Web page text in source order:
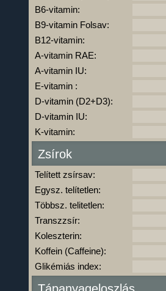
B6-vitamin:
B9-vitamin Folsav:
B12-vitamin:
A-vitamin RAE:
A-vitamin IU:
E-vitamin :
D-vitamin (D2+D3):
D-vitamin IU:
K-vitamin:
Zsírok
Telített zsírsav:
Egysz. telítetlen:
Többsz. telitetlen:
Transzzsír:
Koleszterin:
Koffein (Caffeine):
Glikémiás index: